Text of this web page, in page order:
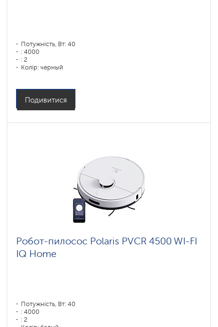
Потужність, Вт: 40
: 4000
: 2
Колір: черный
Подивитися
Робот-пилосос Polaris PVCR 4500 WI-FI
IQ Home
Потужність, Вт: 40
: 4000
: 2